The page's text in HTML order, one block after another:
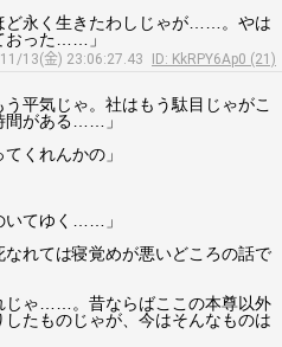
ど永く生きたわしじゃが……。やは
おった……」
13(金) 23:06:27.43
ID: KkRPY6Ap0 (21)
平気じゃ。社はもう駄目じゃがこ
間がある……」
くれんかの」
いてゆく……」
れては寝覚めが悪いどころの話で
じゃ……。昔ならばここの本尊以外
たものじゃが、今はそんなものは